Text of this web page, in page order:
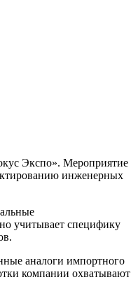
Экспо». Мероприятие
инженерных
учитывает специфику
аналоги импортного
компании охватывают